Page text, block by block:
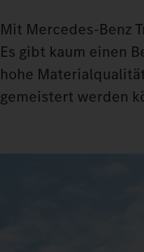
Mit Mercedes-Benz
Es gibt kaum einen
hohe
gemeistert werden